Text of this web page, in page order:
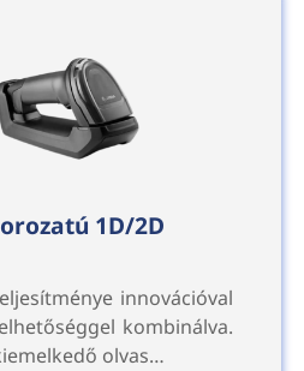
1D/2D
innovációval
kombinálva.
olvas…